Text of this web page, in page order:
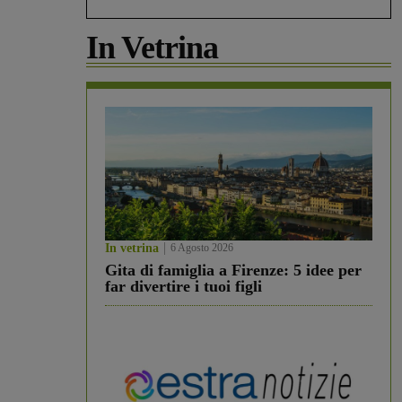
In Vetrina
In vetrina 6 Agosto 2026
Gita di famiglia a Firenze: 5 idee per
far divertire i tuoi figli